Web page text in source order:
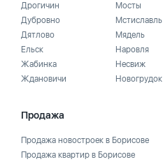
Дрогичин
Дубровно
Дятлово
Ельск
Жабинка
Ждановичи
Мосты
Мстиславль
Мядель
Наровля
Несвиж
Новогрудок
Продажа
Продажа новостроек в Борисове
Продажа квартир в Борисове